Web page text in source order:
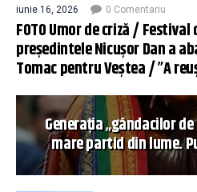
iunie 16, 2026 0 Comentariu
FOTO Umor de criză /
președintele Nicușor Dan a
Tomac pentru Veștea / ”A
Generația „gândacilor
mare partid din lume.